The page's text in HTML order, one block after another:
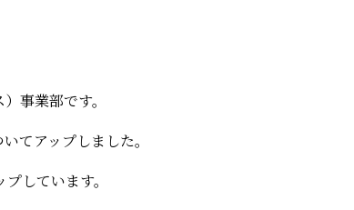
事業部です。
てアップしました。
しています。